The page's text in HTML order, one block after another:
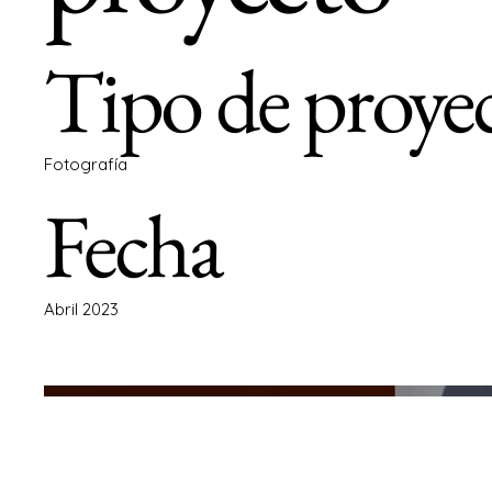
Tipo de
Fotografía
Fecha
Abril 2023